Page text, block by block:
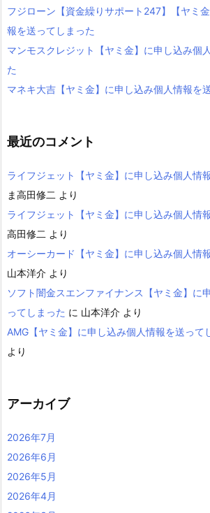
フジローン【資金繰りサポート247】【ヤミ
報を送ってしまった
マンモスクレジット【ヤミ金】に申し込み個
た
マネキ大吉【ヤミ金】に申し込み個人情報を
最近のコメント
ライフジェット【ヤミ金】に申し込み個人情
ま高田修二 より
ライフジェット【ヤミ金】に申し込み個人情
高田修二 より
オーシーカード【ヤミ金】に申し込み個人情
山本洋介 より
ソフト闇金スエンファイナンス【ヤミ金】に
ってしまった に 山本洋介 より
AMG【ヤミ金】に申し込み個人情報を送って
より
アーカイブ
2026年7月
2026年6月
2026年5月
2026年4月